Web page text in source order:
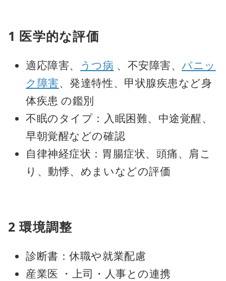
1 医学的な評価
適応障害、 うつ病 、不安障害、パニッ
ク障害、発達特性、甲状腺疾患など身
体疾患 の鑑別
不眠のタイプ：入眠困難、中途覚醒、
早朝覚醒などの確認
自律神経症状：胃腸症状、頭痛、肩こ
り、動悸、めまいなどの評価
2 環境調整
診断書：休職や就業配慮
産業医 ・上司・人事との連携